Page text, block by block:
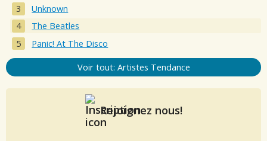
Unknown
The Beatles
Panic! At The Disco
Voir tout: Artistes Tendance
Rejoignez nous!